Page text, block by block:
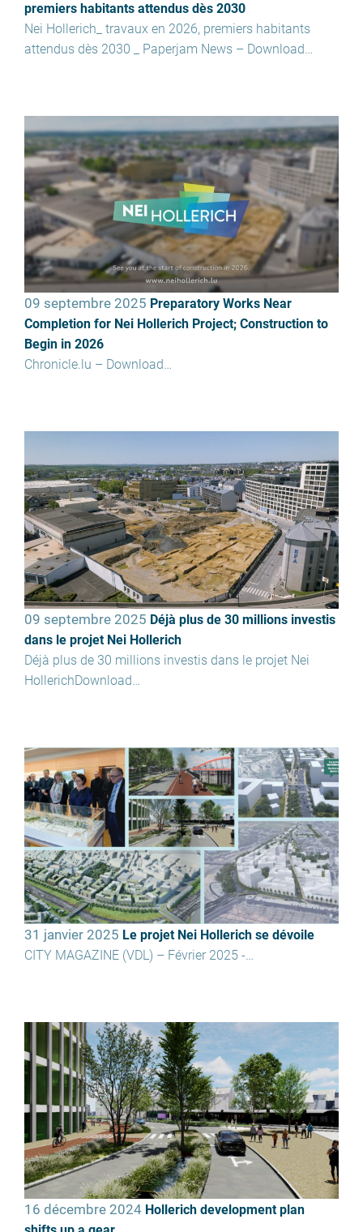
premiers habitants attendus dès 2030
Nei Hollerich_ travaux en 2026, premiers habitants
attendus dès 2030 _ Paperjam News – Download…
09 septembre 2025 Preparatory Works Near
Completion for Nei Hollerich Project; Construction to
Begin in 2026
Chronicle.lu – Download…
09 septembre 2025 Déjà plus de 30 millions investis
dans le projet Nei Hollerich
Déjà plus de 30 millions investis dans le projet Nei
HollerichDownload…
31 janvier 2025 Le projet Nei Hollerich se dévoile
CITY MAGAZINE (VDL) – Février 2025 -…
16 décembre 2024 Hollerich development plan